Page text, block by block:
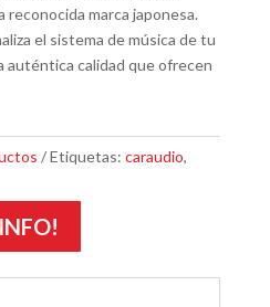
reconocida marca japonesa.
el sistema de música de tu
auténtica calidad que ofrecen
Etiquetas: caraudio,